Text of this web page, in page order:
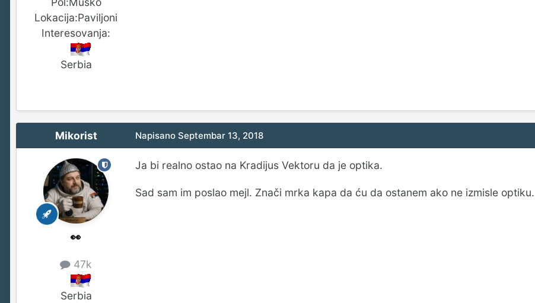
Lokacija:Paviljoni
Interesovanja:
Serbia
Mikorist
👀
47k
Serbia
Napisano Septembar 13, 2018
Ja bi realno ostao na Kradijus Vektoru da je optika.
Sad sam im poslao mejl. Znači mrka kapa da ću da ostanem ako ne izmisle optiku.